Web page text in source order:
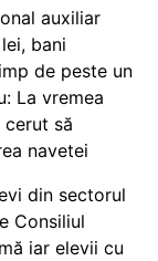
auxiliar
bani
de peste un
La vremea
cerut să
navetei
din sectorul
Consiliul
iar elevii cu